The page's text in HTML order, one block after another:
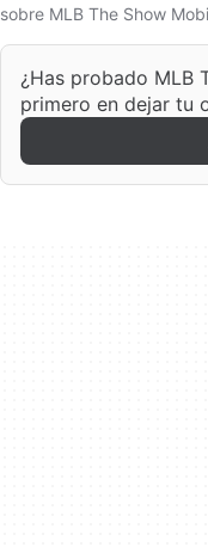
sobre MLB The Show
¿Has probado MLB
primero en dejar tu